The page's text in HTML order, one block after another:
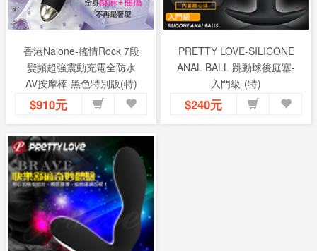
香港Nalone-搖情Rock 7段
變頻超強震動充電全防水
AV按摩棒-黑色特別版(特)
$910元
PRETTY LOVE-SILICONE
ANAL BALL 跳動球後庭塞-
入門級-(特)
$240元